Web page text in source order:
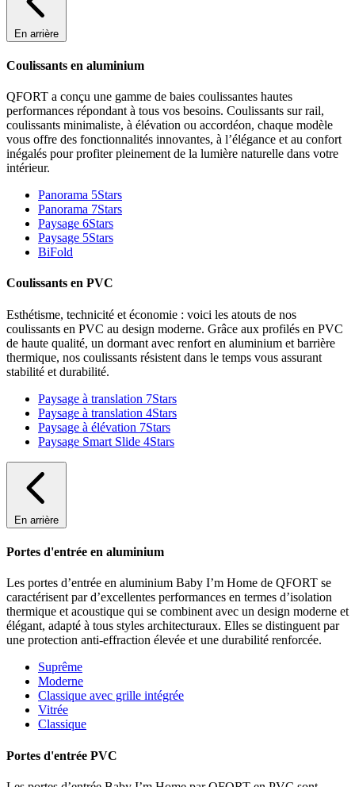
En arrière
Coulissants en aluminium
QFORT a conçu une gamme de baies coulissantes hautes
performances répondant à tous vos besoins. Coulissants sur rail,
coulissants minimaliste, à élévation ou accordéon, chaque modèle
vous offre des fonctionnalités innovantes, à l’élégance et au confort
inégalés pour profiter pleinement de la lumière naturelle dans votre
intérieur.
Panorama 5Stars
Panorama 7Stars
Paysage 6Stars
Paysage 5Stars
BiFold
Coulissants en PVC
Esthétisme, technicité et économie : voici les atouts de nos
coulissants en PVC au design moderne. Grâce aux profilés en PVC
de haute qualité, un dormant avec renfort en aluminium et barrière
thermique, nos coulissants résistent dans le temps vous assurant
stabilité et durabilité.
Paysage à translation 7Stars
Paysage à translation 4Stars
Paysage à élévation 7Stars
Paysage Smart Slide 4Stars
En arrière
Portes d'entrée en aluminium
Les portes d’entrée en aluminium Baby I’m Home de QFORT se
caractérisent par d’excellentes performances en termes d’isolation
thermique et acoustique qui se combinent avec un design moderne et
élégant, adapté à tous styles architecturaux. Elles se distinguent par
une protection anti-effraction élevée et une durabilité renforcée.
Suprême
Moderne
Classique avec grille intégrée
Vitrée
Classique
Portes d'entrée PVC